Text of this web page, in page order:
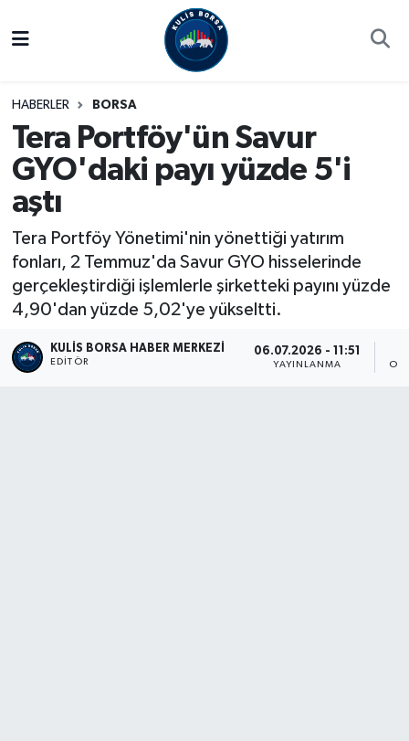
HABERLER BORSA
Tera Portföy'ün Savur
GYO'daki payı yüzde 5'i
aştı
Tera Portföy Yönetimi'nin yönettiği yatırım
fonları, 2 Temmuz'da Savur GYO hisselerinde
gerçekleştirdiği işlemlerle şirketteki payını yüzde
4,90'dan yüzde 5,02'ye yükseltti.
KULIS BORSA HABER MERKEZI
EDITÖR
06.07.2026 - 11:51
YAYINLANMA
Kulis Haber
Halka Arzlar
Ekonomi
Süper Lig Puan Durumu ve Fikstür
Tüm Manşetler
Son Dakika Haberleri
Haber Arşivi